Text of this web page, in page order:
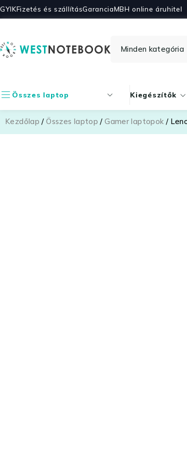
GYIKFizetés és szállításGaranciaMBH online áruhitel
Összes laptop Kiegészítők
Kezdőlap /Összes laptop /Gamer laptopok /